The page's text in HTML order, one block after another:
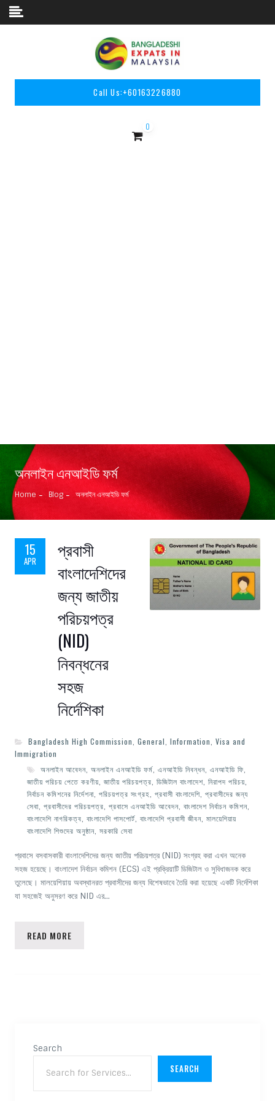
Skip to content
Call Us:+60163226880
0
অনলাইন এনআইডি ফর্ম
Home Blog অনলাইন এনআইডি ফর্ম
15
APR
প্রবাসী
বাংলাদেশিদের
জন্য জাতীয়
পরিচয়পত্র
(NID)
নিবন্ধনের
সহজ
নির্দেশিকা
Bangladesh High Commission General Information Visa and
Immigration
অনলাইন আবেদন, অনলাইন এনআইডি ফর্ম, এনআইডি নিবন্ধন, এনআইডি ফি
জাতীয় পরিচয় পেতে করণীয় জাতীয় পরিচয়পত্র ডিজিটাল বাংলাদেশ, নিরাপদ পরিচয়
নির্বাচন কমিশনের নির্দেশনা, পরিচয়পত্র সংগ্রহ প্রবাসী বাংলাদেশি, প্রবাসীদের জন্য
সেবা, প্রবাসীদের পরিচয়পত্র প্রবাসে এনআইডি আবেদন, বাংলাদেশ নির্বাচন কমিশন,
বাংলাদেশি নাগরিকত্ব বাংলাদেশি পাসপোর্ট, বাংলাদেশি প্রবাসী জীবন, মালয়েশিয়ায়
বাংলাদেশি শিশুদের অনুষ্ঠান, সরকারি সেবা
প্রবাসে বসবাসকারী বাংলাদেশিদের জন্য জাতীয় পরিচয়পত্র (NID) সংগ্রহ করা এখন অনেক
সহজ হয়েছে। বাংলাদেশ নির্বাচন কমিশন (ECS) এই প্রক্রিয়াটি ডিজিটাল ও সুবিধাজনক করে
তুলেছে। মালয়েশিয়ায় অবস্থানরত প্রবাসীদের জন্য বিশেষভাবে তৈরি করা হয়েছে একটি নির্দেশিকা
যা সহজেই অনুসরণ করে NID এর…
READ MORE
Search
SEARCH